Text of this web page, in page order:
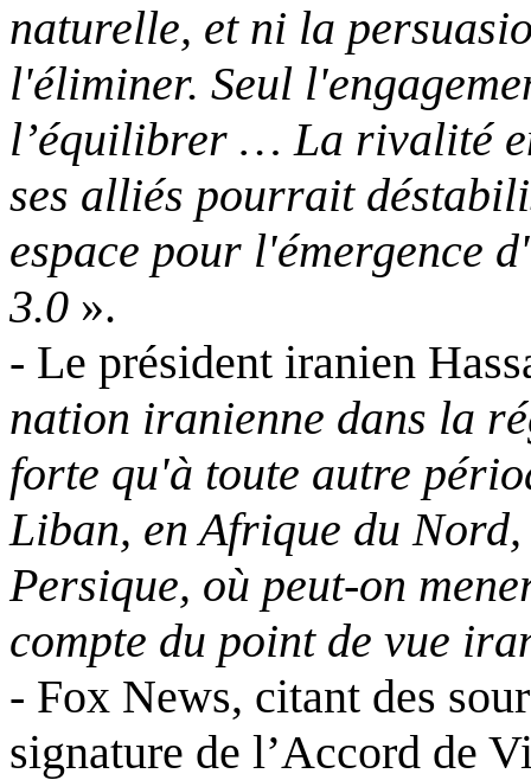
naturelle, et ni la
l'éliminer. Seul
l’équilibrer … La rivalité
ses alliés pourrait
espace pour l'émergence
3.0 ».
- Le président iranien
nation iranienne dans la
forte qu'à toute autre
Liban, en Afrique du
Persique, où peut-on
compte du point de vue
- Fox News, citant des
signature de l’Accord de